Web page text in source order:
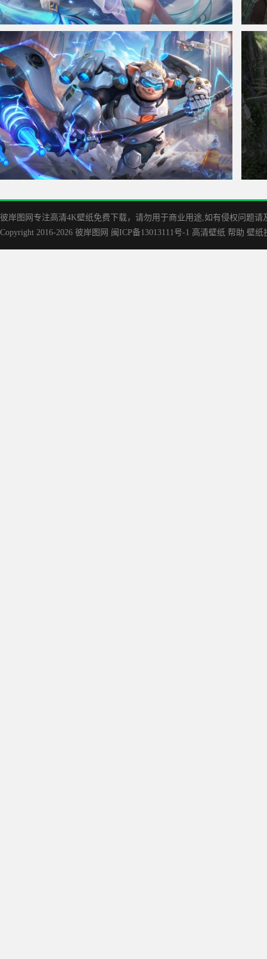
公孙离 寒羽凝歌 王者荣耀 8K游戏高清壁纸 大
彼岸图网专注高清4K壁纸免费下载，请勿用于商业用途,如有侵权问题
Copyright 2016-2026 彼岸图网 闽ICP备13013111号-1 高清壁纸 帮助 壁纸